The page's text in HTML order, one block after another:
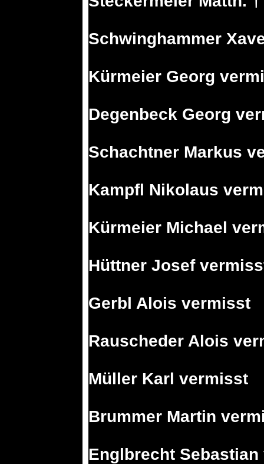
Schwinghammer
Kürmeier Georg
Degenbeck Georg
Schachtner Markus
Kampfl Nikolaus
Kürmeier Michael
Hüttner Josef
Gerbl Alois vermisst
Rauscheder Alois
Müller Karl vermisst
Brummer Martin
Englbrecht